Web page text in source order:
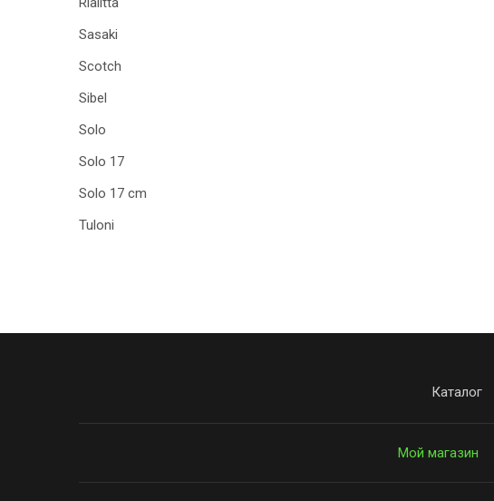
Sasaki
Scotch
Sibel
Solo
Solo 17
Solo 17 cm
Tuloni
Каталог
Мой магазин